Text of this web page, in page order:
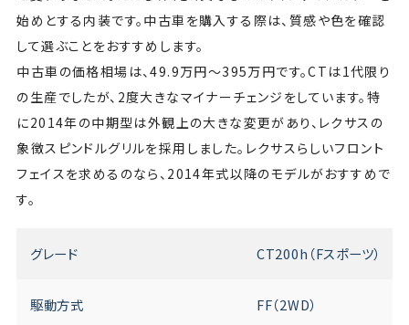
始めとする内装です。中古車を購入する際は、質感や色を確認
して選ぶことをおすすめします。
中古車の価格相場は、49.9万円～395万円です。CTは1代限り
の生産でしたが、2度大きなマイナーチェンジをしています。特
に2014年の中期型は外観上の大きな変更があり、レクサスの
象徴スピンドルグリルを採用しました。レクサスらしいフロント
フェイスを求めるのなら、2014年式以降のモデルがおすすめで
す。
グレード CT200h（Fスポーツ）
駆動方式 FF（2WD）